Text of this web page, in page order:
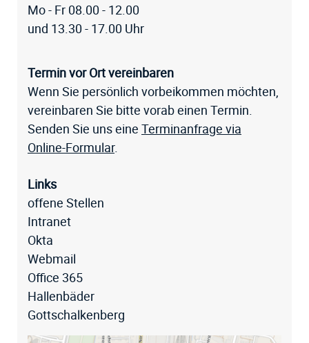
Mo - Fr 08.00 - 12.00
und 13.30 - 17.00 Uhr
Termin vor Ort vereinbaren
Wenn Sie persönlich vorbeikommen möchten,
vereinbaren Sie bitte vorab einen Termin.
Senden Sie uns eine Terminanfrage via
Online-Formular.
Links
offene Stellen
Intranet
Okta
Webmail
Office 365
Hallenbäder
Gottschalkenberg